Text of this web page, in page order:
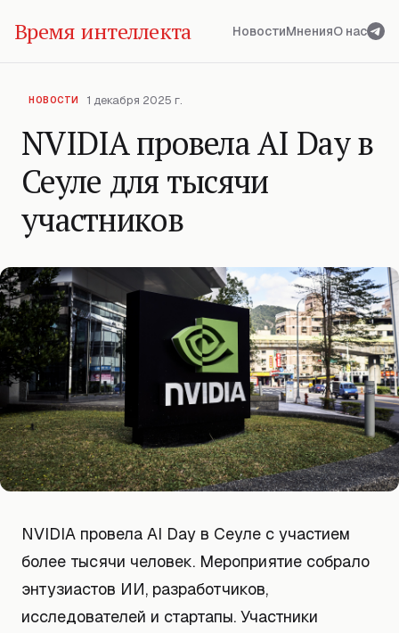
Время интеллекта НовостиМненияО нас
НОВОСТИ 1 декабря 2025 г.
NVIDIA провела AI Day в
Сеуле для тысячи
участников
NVIDIA провела AI Day в Сеуле с участием
более тысячи человек. Мероприятие собрало
энтузиастов ИИ, разработчиков,
исследователей и стартапы. Участники